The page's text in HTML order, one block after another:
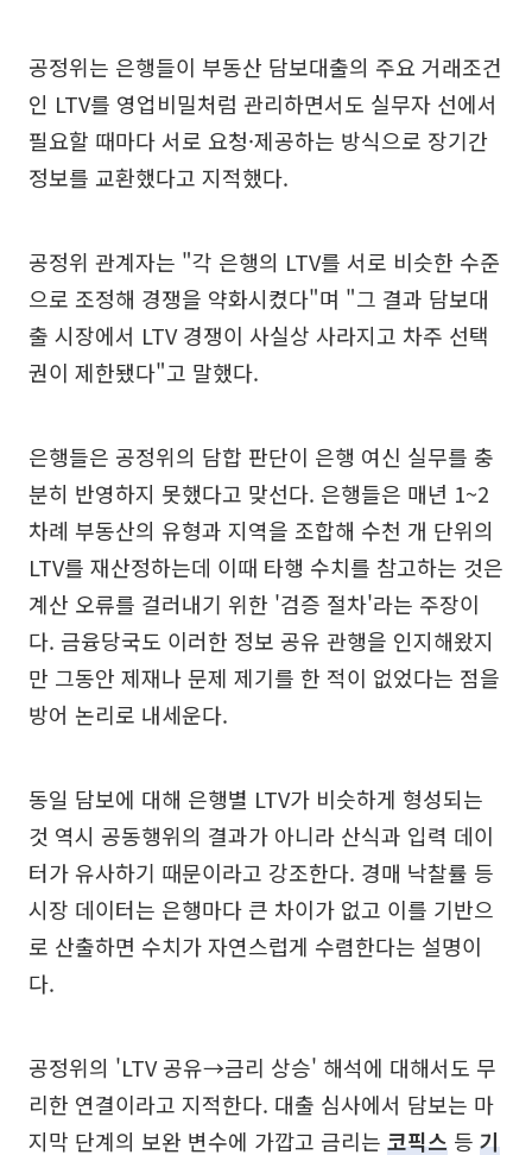
공정위는 은행들이 부동산 담보대출의 주요 거래조건
인 LTV를 영업비밀처럼 관리하면서도 실무자 선에서
필요할 때마다 서로 요청·제공하는 방식으로 장기간
정보를 교환했다고 지적했다.
공정위 관계자는 "각 은행의 LTV를 서로 비슷한 수준
으로 조정해 경쟁을 약화시켰다"며 "그 결과 담보대
출 시장에서 LTV 경쟁이 사실상 사라지고 차주 선택
권이 제한됐다"고 말했다.
은행들은 공정위의 담합 판단이 은행 여신 실무를 충
분히 반영하지 못했다고 맞선다. 은행들은 매년 1~2
차례 부동산의 유형과 지역을 조합해 수천 개 단위의
LTV를 재산정하는데 이때 타행 수치를 참고하는 것은
계산 오류를 걸러내기 위한 '검증 절차'라는 주장이
다. 금융당국도 이러한 정보 공유 관행을 인지해왔지
만 그동안 제재나 문제 제기를 한 적이 없었다는 점을
방어 논리로 내세운다.
동일 담보에 대해 은행별 LTV가 비슷하게 형성되는
것 역시 공동행위의 결과가 아니라 산식과 입력 데이
터가 유사하기 때문이라고 강조한다. 경매 낙찰률 등
시장 데이터는 은행마다 큰 차이가 없고 이를 기반으
로 산출하면 수치가 자연스럽게 수렴한다는 설명이
다.
공정위의 'LTV 공유→금리 상승' 해석에 대해서도 무
리한 연결이라고 지적한다. 대출 심사에서 담보는 마
지막 단계의 보완 변수에 가깝고 금리는 코픽스 등 기